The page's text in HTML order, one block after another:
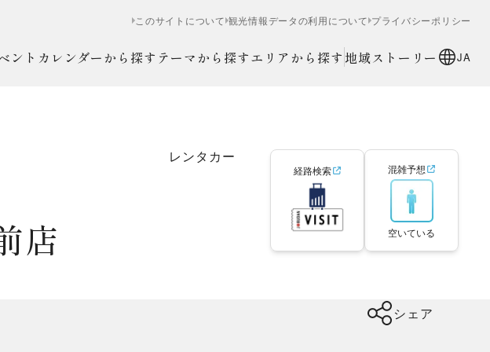
このサイトについて 観光情報データの利用について プライバシーポリシー
ントカレンダーから探す テーマから探すエリアから探す 地域ストーリー JA
レンタカー
店
経路検索 混雑予想
空いている
シェア